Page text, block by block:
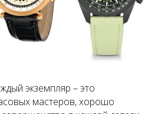
экземпляр – это
мастеров, хорошо